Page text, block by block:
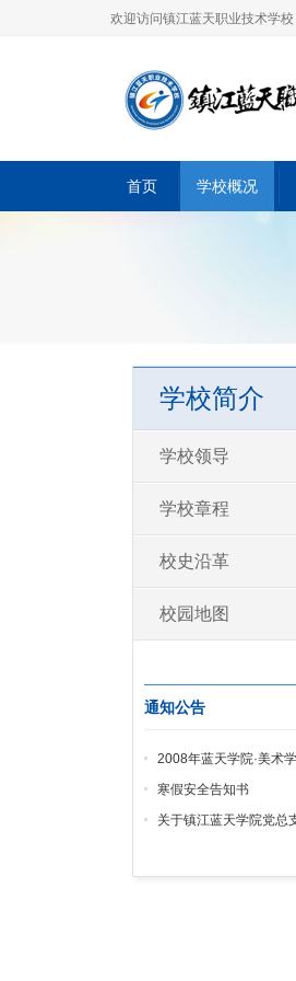
欢迎访问镇江蓝天职业技术学校
首页 学校概况
学校简介
学校领导
学校章程
校史沿革
校园地图
通知公告
寒假安全告知书